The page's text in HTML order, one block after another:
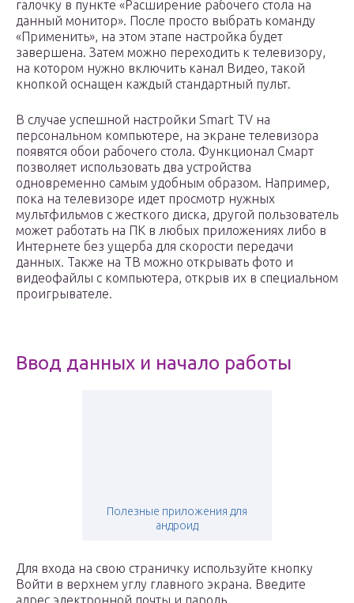
галочку в пункте «Расширение рабочего стола на
данный монитор». После просто выбрать команду
«Применить», на этом этапе настройка будет
завершена. Затем можно переходить к телевизору,
на котором нужно включить канал Видео, такой
кнопкой оснащен каждый стандартный пульт.
В случае успешной настройки Smart TV на
персональном компьютере, на экране телевизора
появятся обои рабочего стола. Функционал Смарт
позволяет использовать два устройства
одновременно самым удобным образом. Например,
пока на телевизоре идет просмотр нужных
мультфильмов с жесткого диска, другой пользователь
может работать на ПК в любых приложениях либо в
Интернете без ущерба для скорости передачи
данных. Также на ТВ можно открывать фото и
видеофайлы с компьютера, открыв их в специальном
проигрывателе.
Ввод данных и начало работы
Полезные приложения для
андроид
Для входа на свою страничку используйте кнопку
Войти в верхнем углу главного экрана. Введите
адрес электронной почты и пароль.